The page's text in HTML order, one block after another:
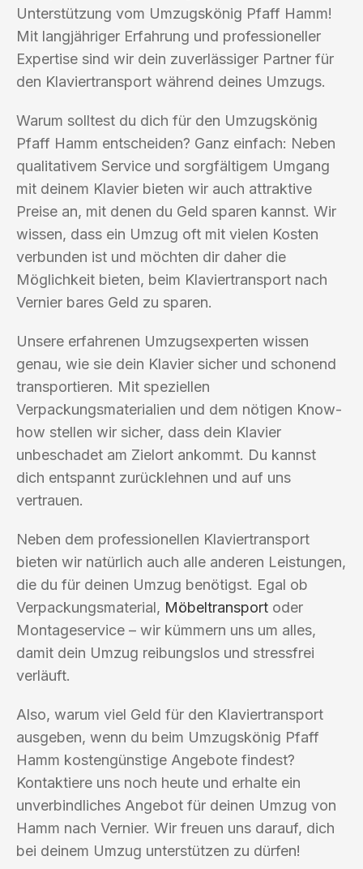
Unterstützung vom Umzugskönig Pfaff Hamm!
Mit langjähriger Erfahrung und professioneller
Expertise sind wir dein zuverlässiger Partner für
den Klaviertransport während deines Umzugs.
Warum solltest du dich für den Umzugskönig
Pfaff Hamm entscheiden? Ganz einfach: Neben
qualitativem Service und sorgfältigem Umgang
mit deinem Klavier bieten wir auch attraktive
Preise an, mit denen du Geld sparen kannst. Wir
wissen, dass ein Umzug oft mit vielen Kosten
verbunden ist und möchten dir daher die
Möglichkeit bieten, beim Klaviertransport nach
Vernier bares Geld zu sparen.
Unsere erfahrenen Umzugsexperten wissen
genau, wie sie dein Klavier sicher und schonend
transportieren. Mit speziellen
Verpackungsmaterialien und dem nötigen Know-
how stellen wir sicher, dass dein Klavier
unbeschadet am Zielort ankommt. Du kannst
dich entspannt zurücklehnen und auf uns
vertrauen.
Neben dem professionellen Klaviertransport
bieten wir natürlich auch alle anderen Leistungen,
die du für deinen Umzug benötigst. Egal ob
Verpackungsmaterial, Möbeltransport oder
Montageservice – wir kümmern uns um alles,
damit dein Umzug reibungslos und stressfrei
verläuft.
Also, warum viel Geld für den Klaviertransport
ausgeben, wenn du beim Umzugskönig Pfaff
Hamm kostengünstige Angebote findest?
Kontaktiere uns noch heute und erhalte ein
unverbindliches Angebot für deinen Umzug von
Hamm nach Vernier. Wir freuen uns darauf, dich
bei deinem Umzug unterstützen zu dürfen!